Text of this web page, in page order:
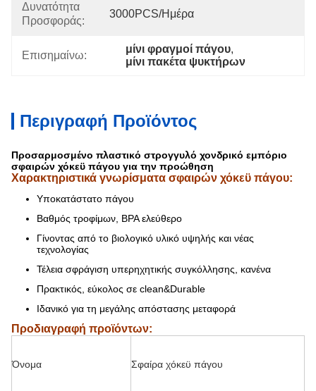
Δυνατότητα
Προσφοράς:
3000PCS/ημέρα
Επισημαίνω:
μίνι φραγμοί πάγου,
μίνι πακέτα ψυκτήρων
Περιγραφή Προϊόντος
Προσαρμοσμένο πλαστικό στρογγυλό χονδρικό εμπόριο
σφαιρών χόκεϋ πάγου για την προώθηση
Χαρακτηριστικά γνωρίσματα σφαιρών χόκεϋ πάγου:
Υποκατάστατο πάγου
Βαθμός τροφίμων, BPA ελεύθερο
Γίνοντας από το βιολογικό υλικό υψηλής και νέας
τεχνολογίας
Τέλεια σφράγιση υπερηχητικής συγκόλλησης, κανένα
Πρακτικός, εύκολος σε clean&Durable
Ιδανικό για τη μεγάλης απόστασης μεταφορά
Προδιαγραφή προϊόντων:
Όνομα Σφαίρα χόκεϋ πάγου